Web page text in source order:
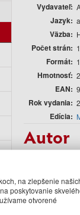
Vydavateľ
Jazyk
Väzba
Počet strán
Formát
Hmotnosť
EAN
Rok vydania
Edícia
Autor
Jéromine
na zlepšenie
poskytovanie
otvorené